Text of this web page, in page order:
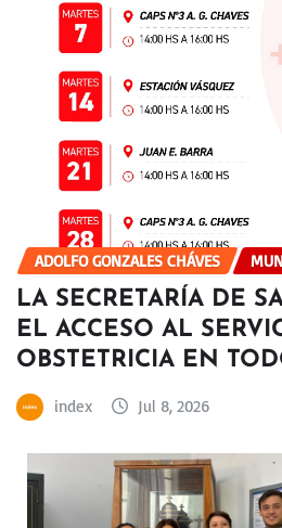
ADOLFO GONZALES CHÁVES
LA SECRETARÍA DE
EL ACCESO AL
OBSTETRICIA EN
index Jul 8, 2026